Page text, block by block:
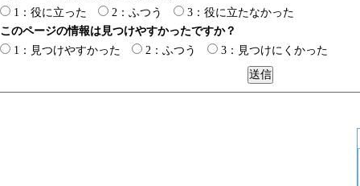
1：役に立った
2：ふつう
3：役に立たなかった
このページの情報は見つけやすかったですか？
1：見つけやすかった
2：ふつう 3：見つけにくかった